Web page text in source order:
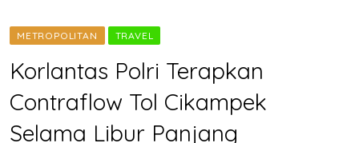
METROPOLITAN TRAVEL
Korlantas Polri Terapkan
Contraflow Tol Cikampek
Selama Libur Panjang